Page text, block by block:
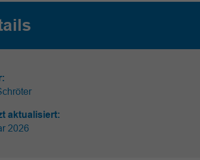
aktualisiert:
2026